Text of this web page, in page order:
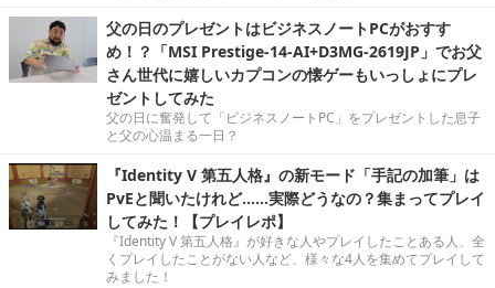
父の日のプレゼントはビジネスノートPCがおすす
め！？「MSI Prestige-14-AI+D3MG-2619JP」でお父
さん世代に嬉しいカプコンの懐ゲーもいっしょにプレ
ゼントしてみた
父の日に奮発して「ビジネスノートPC」をプレゼントした息子
と父の心温まる一日？
『Identity V 第五人格』の新モード「手記の加筆」は
PvEと聞いたけれど……実際どうなの？集まってプレイ
してみた！【プレイレポ】
『Identity V 第五人格』が好きな人やプレイしたことある人、全
くプレイしたことがない人など、様々な4人を集めてプレイして
みました！